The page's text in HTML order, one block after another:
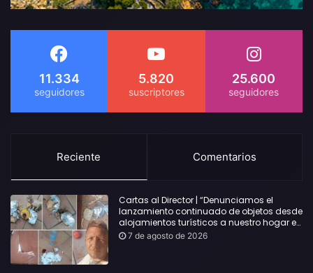
11.334 5.820 25.600
Reciente Comentarios
Cartas al Director | “Denunciamos el
lanzamiento continuado de objetos desde
alojamientos turísticos a nuestro hogar en
Lloret: Podría haber causado una
7 de agosto de 2026